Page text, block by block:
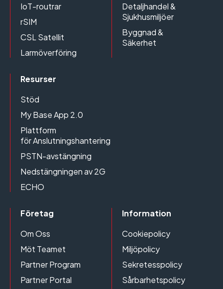
IoT-routrar
rSIM
CSL Satellit
Larmöverföring
Detaljhandel &
Sjukhusmiljöer
Byggnad &
Säkerhet
Resurser
Stöd
My Base App 2.0
Plattform
för Anslutningshantering
PSTN-avstängning
Nedstängningen av 2G
ECHO
Företag
Om Oss
Möt Teamet
Partner Program
Partner Portal
Information
Cookiepolicy
Miljöpolicy
Sekretesspolicy
Sårbarhetspolicy